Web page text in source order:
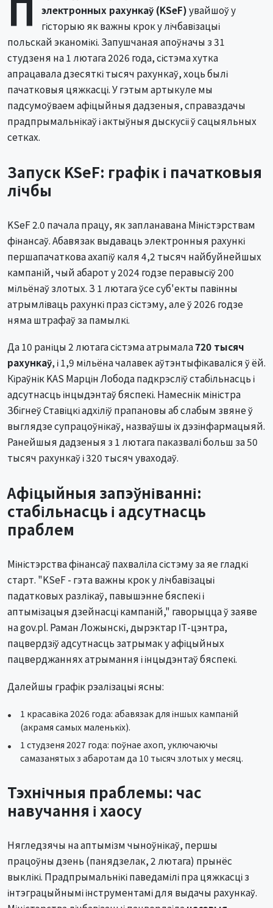
электронных рахункаў (KSeF)увайшоў у
гісторыю як важны крок у лічбавізацыі
польскай эканомікі. Запушчаная апоўначы з 31
студзеня на 1 лютага 2026 года, сістэма хутка
апрацавала дзесяткі тысяч рахункаў, хоць былі
пачатковыя цяжкасці. У гэтым артыкуле мы
падсумоўваем афіцыйныя дадзеныя, справаздачы
прадпрымальнікаў і актыўныя дыскусіі ў сацыяльных
сетках.
Запуск KSeF: графік і пачатковыя
лічбы
KSeF 2.0 пачала працу, як запланавана Міністэрствам
фінансаў. Абавязак выдаваць электронныя рахункі
першапачаткова ахапіў каля 4,2 тысяч найбуйнейшых
кампаній, чый абарот у 2024 годзе перавысіў 200
мільёнаў злотых. З 1 лютага ўсе суб'екты павінны
атрымліваць рахункі праз сістэму, але ў 2026 годзе
няма штрафаў за памылкі.
Да 10 раніцы 2 лютага сістэма атрымала720 тысяч
рахункаў, і 1,9 мільёна чалавек аўтэнтыфікаваліся ў ёй.
Кіраўнік KAS Марцін Лобода падкрэсліў стабільнасць і
адсутнасць інцыдэнтаў бяспекі. Намеснік міністра
Збігнеў Ставіцкі адхіліў прапановы аб слабым звяне ў
выглядзе супрацоўнікаў, назваўшы іх дэзінфармацыяй.
Ранейшыя дадзеныя з 1 лютага паказвалі больш за 50
тысяч рахункаў і 320 тысяч уваходаў.
Афіцыйныя запэўніванні:
стабільнасць і адсутнасць
праблем
Міністэрства фінансаў пахваліла сістэму за яе гладкі
старт. "KSeF - гэта важны крок у лічбавізацыі
падатковых разлікаў, павышэнне бяспекі і
аптымізацыя дзейнасці кампаній," гаворыцца ў заяве
на gov.pl. Раман Ложынскі, дырэктар ІТ-цэнтра,
пацвердзіў адсутнасць затрымак у афіцыйных
пацверджаннях атрымання і інцыдэнтаў бяспекі.
Далейшы графік рэалізацыі ясны:
1 красавіка 2026 года: абавязак для іншых кампаній
(акрамя самых маленькіх).
1 студзеня 2027 года: поўнае ахоп, уключаючы
самазанятых з абаротам да 10 тысяч злотых у месяц.
Тэхнічныя праблемы: час
навучання і хаосу
Нягледзячы на аптымізм чыноўнікаў, першы
працоўны дзень (панядзелак, 2 лютага) прынёс
выклікі. Прадпрымальнікі паведамілі пра цяжкасці з
інтэграцыйнымі інструментамі для выдачы рахункаў.